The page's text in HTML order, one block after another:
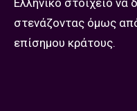
στενάζοντας όμως
επίσημου κράτους.